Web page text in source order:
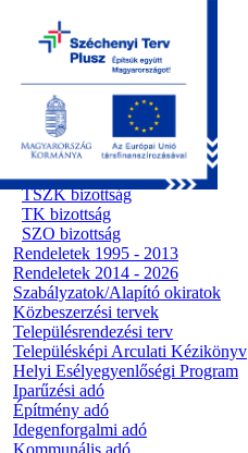
Kezdőoldal
Önkormányzat
Előterjesztések
Testületi ülések
Polgármesteri döntések
Bizottsági ülések
Ügyrendi bizottság
Pénzügyi bizottság
Előterjesztések
TSZK bizottság
TK bizottság
SZO bizottság
Rendeletek 1995 - 2013
Rendeletek 2014 - 2026
Szabályzatok/Alapító okiratok
Közbeszerzési tervek
Településrendezési terv
Településképi Arculati Kézikönyv
Helyi Esélyegyenlőségi Program
Iparűzési adó
Építmény adó
Idegenforgalmi adó
Kommunális adó